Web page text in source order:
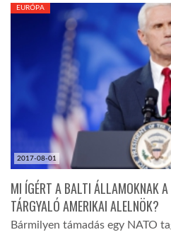
2017-08-01
EURÓPA
MI ÍGÉRT A BALTI ÁLLAMOKNAK
TÁRGYALÓ AMERIKAI ALELNÖK?
Bármilyen támadás egy NATO